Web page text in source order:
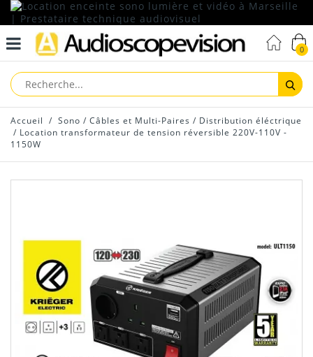
0
Accueil / Sono / Câbles et Multi-Paires / Distribution éléctrique
/ Location transformateur de tension réversible 220V-110V -
1150W